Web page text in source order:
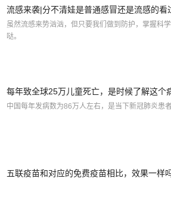
流感来袭|分不清娃是普通感冒还是流感的看
虽然流感来势汹汹，但只要我们做到防护，掌握科
哒。
每年致全球25万儿童死亡，是时候了解这个
中国每年发病数为86万人左右，是当下新冠肺炎患
五联疫苗和对应的免费疫苗相比，效果一样